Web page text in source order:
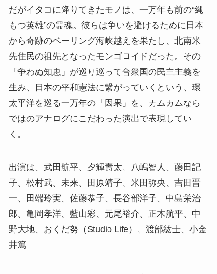
だがイタコに降りてきたモノは、一万年も前の“縄
もつ英雄”の霊魂。彼らは争いを避けるために日本
から奇跡のベーリング海峡越えを果たし、北南米
先住民の祖先となったモンゴロイドだった。その
「争わぬ知恵」が巡り巡って合衆国の民主主義を
生み、日本の平和憲法に繋がっていくという、環
太平洋を巡る一万年の「因果」を、カムカムなら
ではのアナログにこだわった演出で表現してい
く。
出演は、武田航平、夕輝壽太、八嶋智人、藤田記
子、松村武、未来、田原靖子、米田弥央、吉田晋
一、田端玲実、佐藤恭子、長谷部洋子、中島栄治
郎、亀岡孝洋、藍山彩、元尾裕介、正木航平、中
野大地、おくだ努（Studio Life）、渡部紘士、小金
井篤